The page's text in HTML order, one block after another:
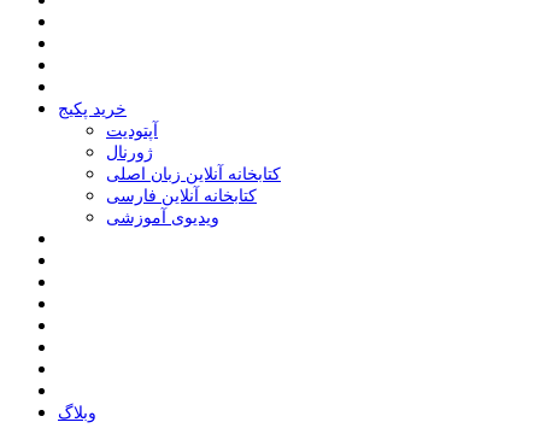
خرید پکیج
ﺁﭘﺘﻮﺩﯾﺖ
ﮊﻭﺭﻧﺎﻝ
کتابخانه آنلاین زبان اصلی
کتابخانه آنلاین فارسی
ویدیوی آموزشی
وبلاگ